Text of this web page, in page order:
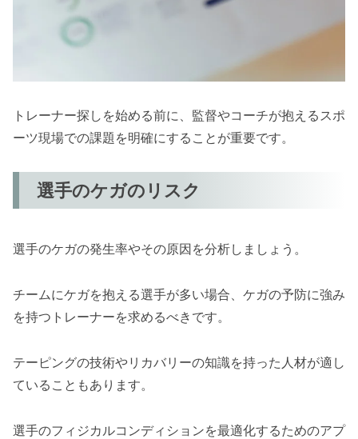
トレーナー探しを始める前に、監督やコーチが抱えるスポ
ーツ現場での課題を明確にすることが重要です。
選手のケガのリスク
選手のケガの発生率やその原因を分析しましょう。
チームにケガを抱える選手が多い場合、ケガの予防に強み
を持つトレーナーを求めるべきです。
テーピングの技術やリカバリーの知識を持った人材が適し
ていることもあります。
選手のフィジカルコンディションを最適化するためのアプ